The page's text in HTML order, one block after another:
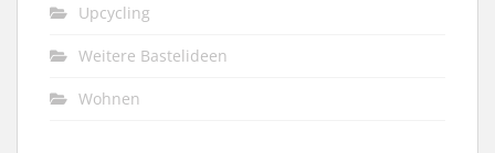
Upcycling
Weitere Bastelideen
Wohnen